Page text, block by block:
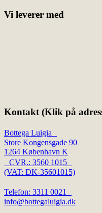
Vi leverer med
Kontakt (Klik på
Bottega Luigia
Store Kongensgade 90
1264 København K
CVR.: 3560 1015
(VAT: DK-35601015)
Telefon: 3311 0021
info@bottegaluigia.dk